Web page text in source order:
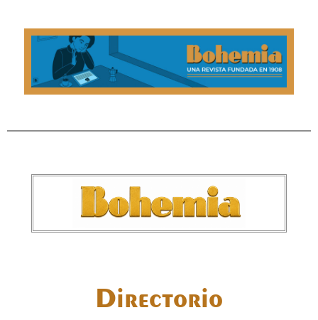
Directorio